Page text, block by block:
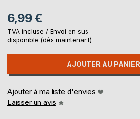
6,99 €
TVA incluse / Envoi en sus
disponible (dès maintenant)
AJOUTER AU PANIER
Ajouter à ma liste d'envies
Laisser un avis